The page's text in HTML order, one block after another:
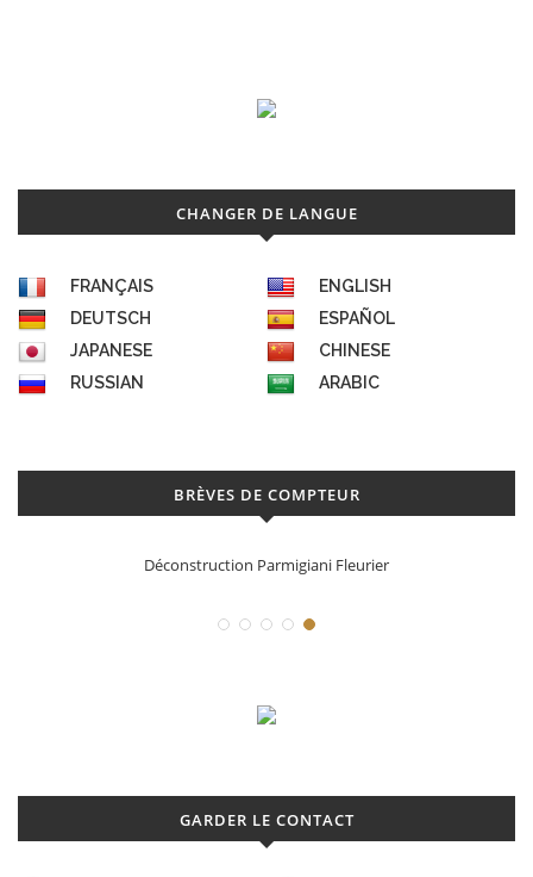
CHANGER DE LANGUE
FRANÇAIS
ENGLISH
DEUTSCH
ESPAÑOL
JAPANESE
CHINESE
RUSSIAN
ARABIC
BRÈVES DE COMPTEUR
Déconstruction Parmigiani Fleurier
GARDER LE CONTACT